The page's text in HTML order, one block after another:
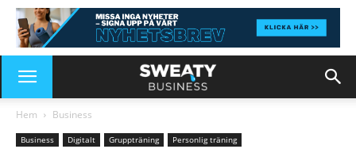
Hem Business
Business Digitalt Gruppträning Personlig träning